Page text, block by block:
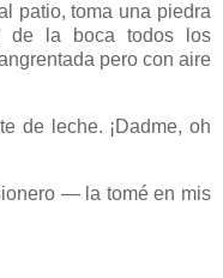
patio, toma una piedra
de la boca todos los
pero con aire
de leche. ¡Dadme, oh
— la tomé en mis